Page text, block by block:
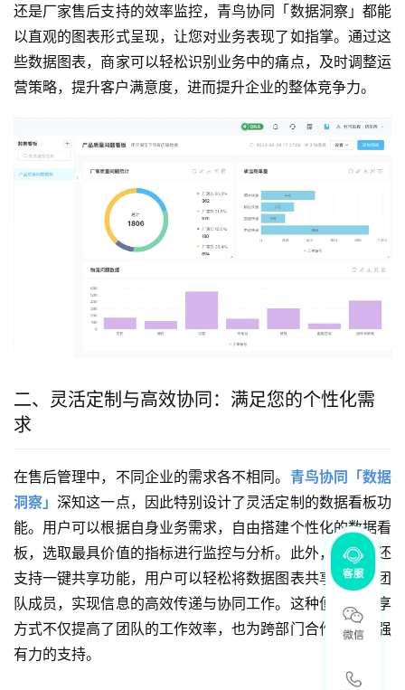
还是厂家售后支持的效率监控，青鸟协同「数据洞察」都能
以直观的图表形式呈现，让您对业务表现了如指掌。通过这
些数据图表，商家可以轻松识别业务中的痛点，及时调整运
营策略，提升客户满意度，进而提升企业的整体竞争力。
二、灵活定制与高效协同：满足您的个性化需
求
在售后管理中，不同企业的需求各不相同。 青鸟协同「数据
洞察」深知这一点，因此特别设计了灵活定制的数据看板功
能。用户可以根据自身业务需求，自由搭建个性化的数据看
板，选取最具价值的指标进行监控与分析。此外，该工具还
支持一键共享功能，用户可以轻松将数据图表共享给相关团
队成员，实现信息的高效传递与协同工作。这种便捷的共享
方式不仅提高了团队的工作效率，也为跨部门合作提供了强
有力的支持。